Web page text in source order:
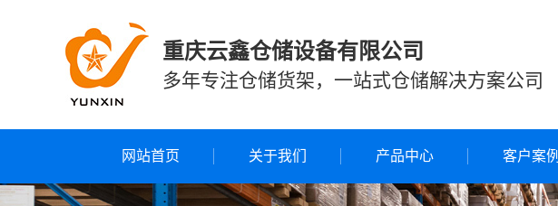
重庆云鑫仓储设备有限公司
多年专注仓储货架，一站式仓储解决方案公司
网站首页 关于我们 产品中心 客户案例